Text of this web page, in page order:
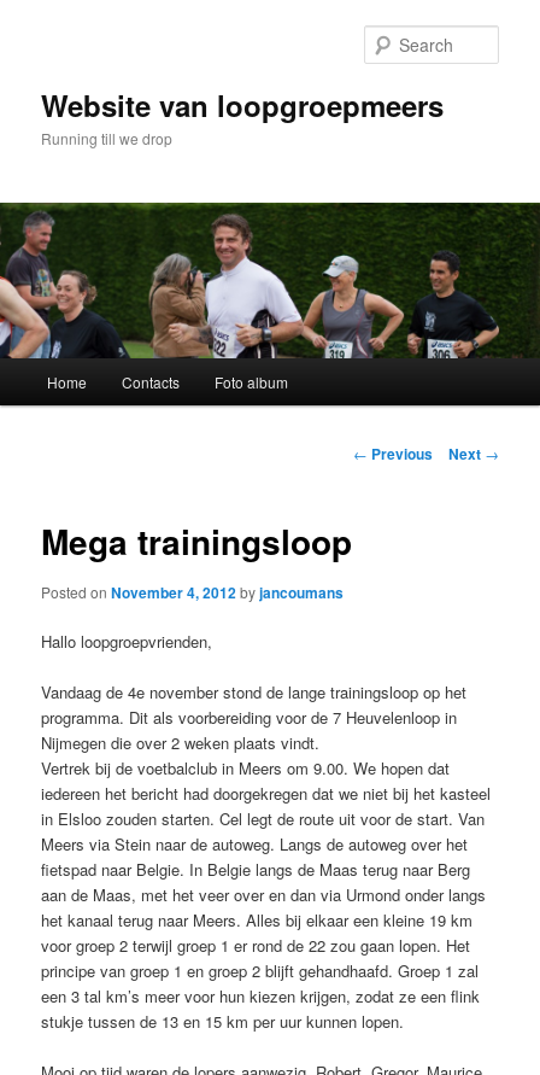
Website van loopgroepmeers
Running till we drop
Home Contacts Foto album
Post
← Previous Next →
Mega trainingsloop
Posted onNovember 4, 2012byjancoumans
Hallo loopgroepvrienden,
Vandaag de 4e november stond de lange trainingsloop op het
programma. Dit als voorbereiding voor de 7 Heuvelenloop in
Nijmegen die over 2 weken plaats vindt.
Vertrek bij de voetbalclub in Meers om 9.00. We hopen dat
iedereen het bericht had doorgekregen dat we niet bij het kasteel
in Elsloo zouden starten. Cel legt de route uit voor de start. Van
Meers via Stein naar de autoweg. Langs de autoweg over het
fietspad naar Belgie. In Belgie langs de Maas terug naar Berg
aan de Maas, met het veer over en dan via Urmond onder langs
het kanaal terug naar Meers. Alles bij elkaar een kleine 19 km
voor groep 2 terwijl groep 1 er rond de 22 zou gaan lopen. Het
principe van groep 1 en groep 2 blijft gehandhaafd. Groep 1 zal
een 3 tal km’s meer voor hun kiezen krijgen, zodat ze een flink
stukje tussen de 13 en 15 km per uur kunnen lopen.